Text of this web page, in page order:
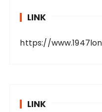
LINK
https://
LINK